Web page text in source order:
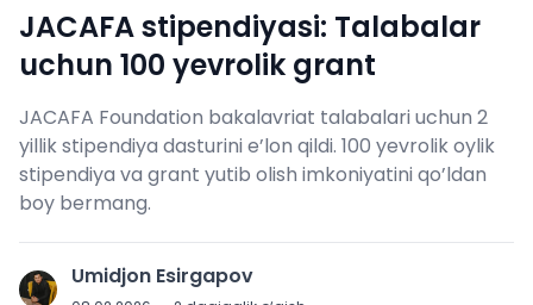
JACAFA stipendiyasi: Talabalar
uchun 100 yevrolik grant
JACAFA Foundation bakalavriat talabalari uchun 2
yillik stipendiya dasturini e’lon qildi. 100 yevrolik oylik
stipendiya va grant yutib olish imkoniyatini qo’ldan
boy bermang.
U Umidjon Esirgapov